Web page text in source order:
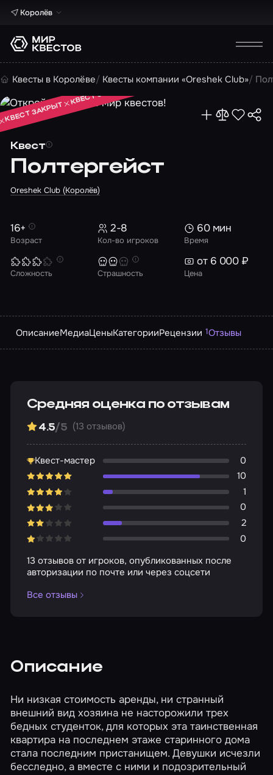
Королёв
Квесты в Королёве Квесты компании «Oreshek Club»
Квест
Полтергейст
Oreshek Club (Королёв)
КВЕСТ ЗАКРЫТ
КВЕСТ ЗАКРЫТ
КВЕСТ ЗАКРЫТ
Возраст
16+
Кол-во игроков
2-8
Время
60 мин
Сложность Страшность Цена
от 6 000 ₽
ОписаниеМедиаЦеныКатегорииРецензии 1Отзывы
Средняя оценка по отзывам
4.5/5 (13 отзывов)
Квест-мастер
0
10
1
0
2
0
13 отзывов от игроков, опубликованных после
авторизации по почте или через соцсети
Все отзывы
Описание
Ни низкая стоимость аренды, ни странный
внешний вид хозяина не насторожили трех
бедных студенток, для которых эта таинственная
квартира на последнем этаже старинного дома
стала последним пристанищем. Девушки исчезли
бесследно, а вместе с ними и подозрительный